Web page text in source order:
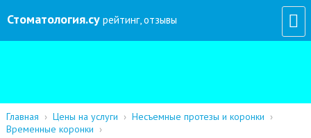
Стоматология.су рейтинг, отзывы
Главная › Цены на услуги › Несъемные протезы и коронки ›
Временные коронки ›